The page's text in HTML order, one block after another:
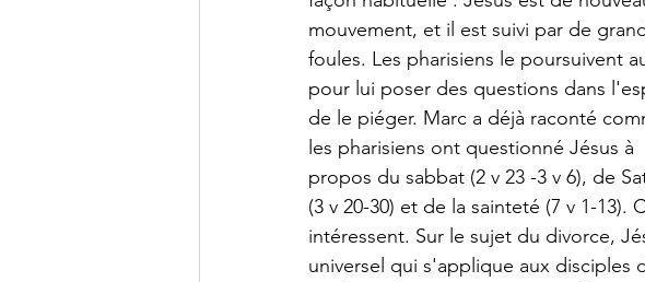
mouvement, et il est suivi par de
foules. Les pharisiens le poursuivent
pour lui poser des questions dans
de le piéger. Marc a déjà raconté
les pharisiens ont questionné Jésus à
propos du sabbat (2 v 23 -3 v 6), de
(3 v 20-30) et de la sainteté (7 v 1-
intéressent. Sur le sujet du divorce,
universel qui s'applique aux disciples